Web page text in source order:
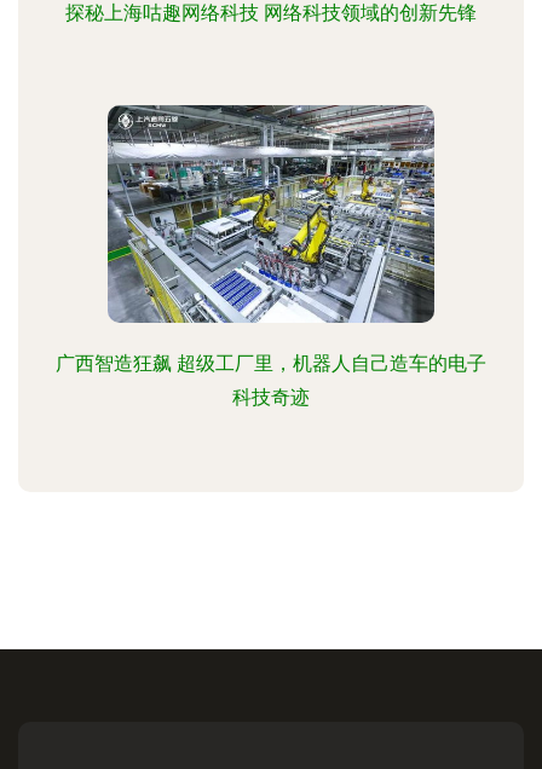
探秘上海咕趣网络科技 网络科技领域的创新先锋
广西智造狂飙 超级工厂里，机器人自己造车的电子
科技奇迹